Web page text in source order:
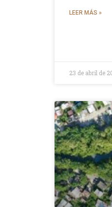
LEER MÁS »
23 de abril de